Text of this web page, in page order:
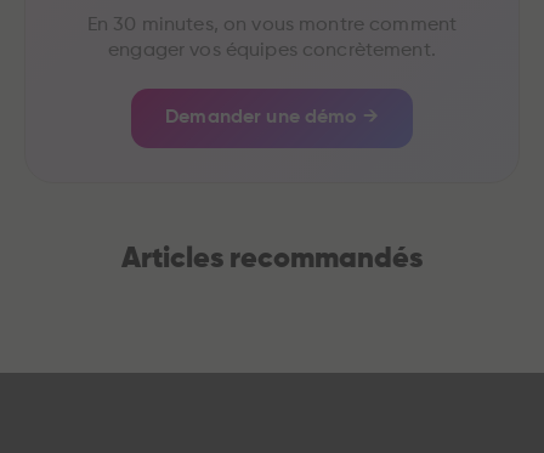
En 30 minutes, on vous montre comment
engager vos équipes concrètement.
Demander une démo →
Articles recommandés